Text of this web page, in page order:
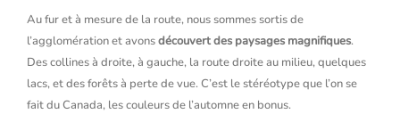
Au fur et à mesure de la route, nous sommes sortis de
l’agglomération et avonsdécouvert des paysages magnifiques.
Des collines à droite, à gauche, la route droite au milieu, quelques
lacs, et des forêts à perte de vue. C’est le stéréotype que l’on se
fait du Canada, les couleurs de l’automne en bonus.